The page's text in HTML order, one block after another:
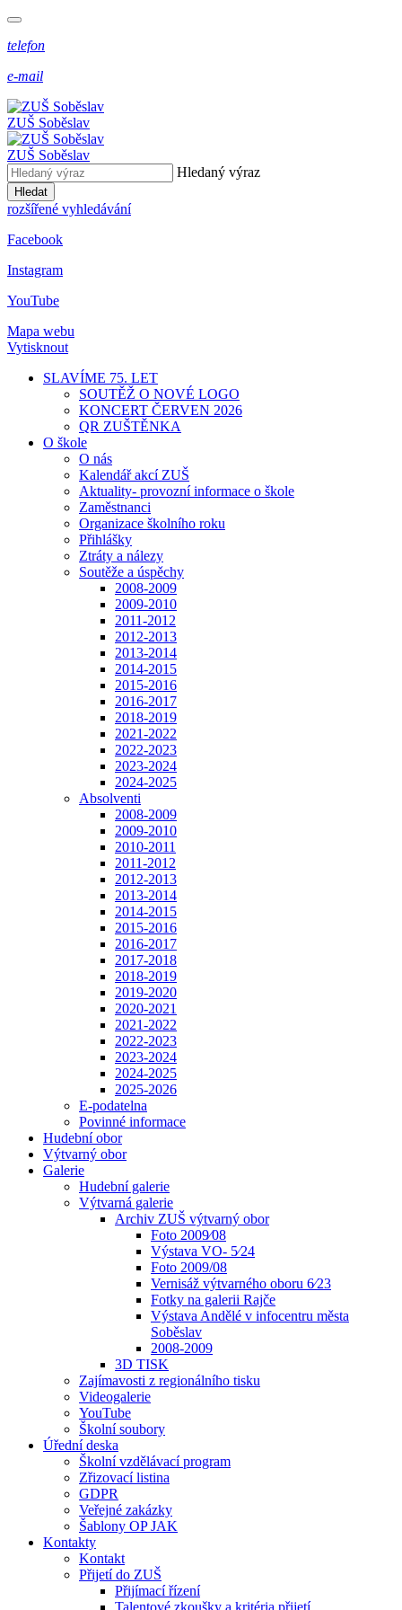
telefon
e-mail
ZUŠ Soběslav
ZUŠ Soběslav
Hledaný výraz
Hledat
rozšířené vyhledávání
Facebook
Instagram
YouTube
Mapa webu
Vytisknout
SLAVÍME 75. LET
SOUTĚŽ O NOVÉ LOGO
KONCERT ČERVEN 2026
QR ZUŠTĚNKA
O škole
O nás
Kalendář akcí ZUŠ
Aktuality- provozní informace o škole
Zaměstnanci
Organizace školního roku
Přihlášky
Ztráty a nálezy
Soutěže a úspěchy
2008-2009
2009-2010
2011-2012
2012-2013
2013-2014
2014-2015
2015-2016
2016-2017
2018-2019
2021-2022
2022-2023
2023-2024
2024-2025
Absolventi
2008-2009
2009-2010
2010-2011
2011-2012
2012-2013
2013-2014
2014-2015
2015-2016
2016-2017
2017-2018
2018-2019
2019-2020
2020-2021
2021-2022
2022-2023
2023-2024
2024-2025
2025-2026
E-podatelna
Povinné informace
Hudební obor
Výtvarný obor
Galerie
Hudební galerie
Výtvarná galerie
Archiv ZUŠ výtvarný obor
Foto 2009⁄08
Výstava VO- 5⁄24
Foto 2009/08
Vernisáž výtvarného oboru 6⁄23
Fotky na galerii Rajče
Výstava Andělé v infocentru města
Soběslav
2008-2009
3D TISK
Zajímavosti z regionálního tisku
Videogalerie
YouTube
Školní soubory
Úřední deska
Školní vzdělávací program
Zřizovací listina
GDPR
Veřejné zakázky
Šablony OP JAK
Kontakty
Kontakt
Přijetí do ZUŠ
Přijímací řízení
Talentové zkoušky a kritéria přijetí